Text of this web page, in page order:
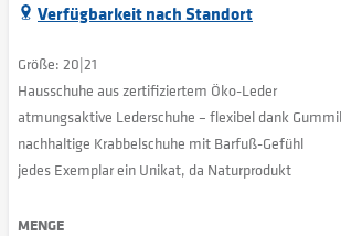
Verfügbarkeit nach Standort
Größe: 20|21
Hausschuhe aus zertifiziertem Öko-Leder
atmungsaktive Lederschuhe – flexibel dank
nachhaltige Krabbelschuhe mit Barfuß-Gefühl
jedes Exemplar ein Unikat, da Naturprodukt
MENGE